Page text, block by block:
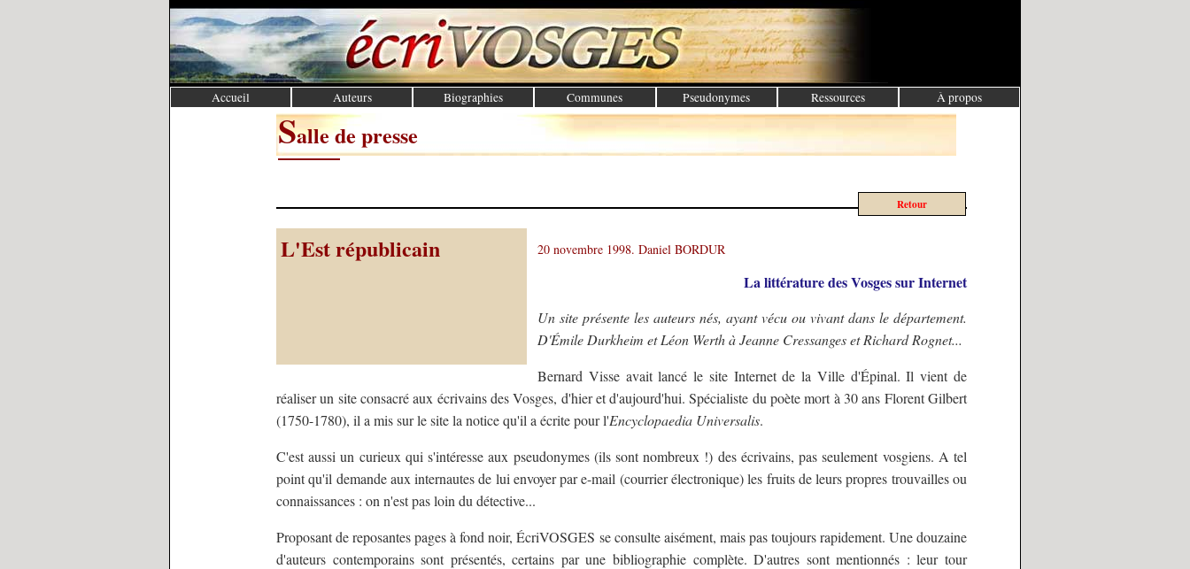
Accueil Auteurs Biographies Communes Pseudonymes Ressources À propos
Salle de presse
Retour
L'Est républicain 20 novembre 1998. Daniel BORDUR
La littérature des Vosges sur Internet
Un site présente les auteurs nés, ayant vécu ou vivant dans le département.
D'Émile Durkheim et Léon Werth à Jeanne Cressanges et Richard Rognet...
Bernard Visse avait lancé le site Internet de la Ville d'Épinal. Il vient de
réaliser un site consacré aux écrivains des Vosges, d'hier et d'aujourd'hui. Spécialiste du poète mort à 30 ans Florent Gilbert
(1750-1780), il a mis sur le site la notice qu'il a écrite pour l'Encyclopaedia Universalis.
C'est aussi un curieux qui s'intéresse aux pseudonymes (ils sont nombreux !) des écrivains, pas seulement vosgiens. A tel
point qu'il demande aux internautes de lui envoyer par e-mail (courrier électronique) les fruits de leurs propres trouvailles ou
connaissances : on n'est pas loin du détective...
Proposant de reposantes pages à fond noir, ÉcriVOSGES se consulte aisément, mais pas toujours rapidement. Une douzaine
d'auteurs contemporains sont présentés, certains par une bibliographie complète. D'autres sont mentionnés : leur tour